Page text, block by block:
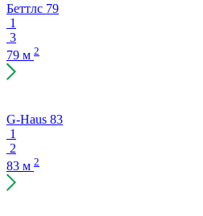
Беттлс 79
1
3
79 м 2
G-Haus 83
1
2
83 м 2